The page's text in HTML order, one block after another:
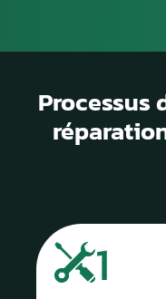
Processus
1